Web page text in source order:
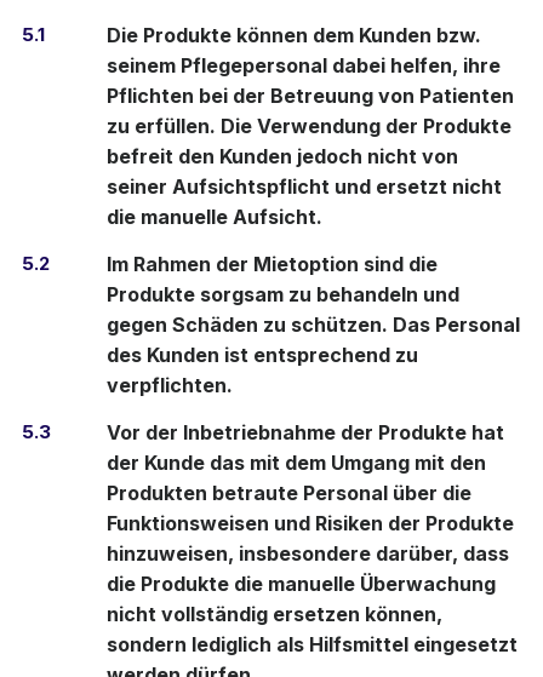
5.1
Die Produkte können dem Kunden bzw.
seinem Pflegepersonal dabei helfen, ihre
Pflichten bei der Betreuung von Patienten
zu erfüllen. Die Verwendung der Produkte
befreit den Kunden jedoch nicht von
seiner Aufsichtspflicht und ersetzt nicht
die manuelle Aufsicht.
5.2
Im Rahmen der Mietoption sind die
Produkte sorgsam zu behandeln und
gegen Schäden zu schützen. Das Personal
des Kunden ist entsprechend zu
verpflichten.
5.3
Vor der Inbetriebnahme der Produkte hat
der Kunde das mit dem Umgang mit den
Produkten betraute Personal über die
Funktionsweisen und Risiken der Produkte
hinzuweisen, insbesondere darüber, dass
die Produkte die manuelle Überwachung
nicht vollständig ersetzen können,
sondern lediglich als Hilfsmittel eingesetzt